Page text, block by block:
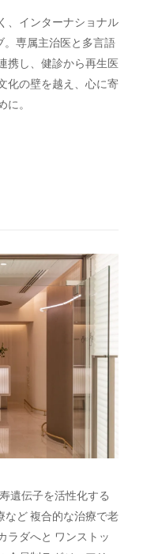
、インターナショナル
専属主治医と多言語
携し、健診から再生医
化の壁を越え、心に寄
。
遺伝子を活性化する
ど 複合的な治療で老
ラダへと ワンストッ